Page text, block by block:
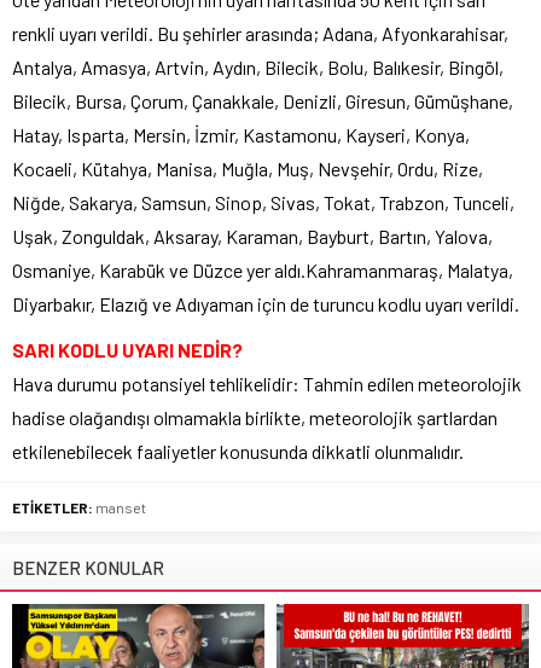
renkli uyarı verildi. Bu şehirler arasında; Adana, Afyonkarahisar,
Antalya, Amasya, Artvin, Aydın, Bilecik, Bolu, Balıkesir, Bingöl,
Bilecik, Bursa, Çorum, Çanakkale, Denizli, Giresun, Gümüşhane,
Hatay, Isparta, Mersin, İzmir, Kastamonu, Kayseri, Konya,
Kocaeli, Kütahya, Manisa, Muğla, Muş, Nevşehir, Ordu, Rize,
Niğde, Sakarya, Samsun, Sinop, Sivas, Tokat, Trabzon, Tunceli,
Uşak, Zonguldak, Aksaray, Karaman, Bayburt, Bartın, Yalova,
Osmaniye, Karabük ve Düzce yer aldı.Kahramanmaraş, Malatya,
Diyarbakır, Elazığ ve Adıyaman için de turuncu kodlu uyarı verildi.
SARI KODLU UYARI NEDİR?
Hava durumu potansiyel tehlikelidir: Tahmin edilen meteorolojik
hadise olağandışı olmamakla birlikte, meteorolojik şartlardan
etkilenebilecek faaliyetler konusunda dikkatli olunmalıdır.
ETİKETLER: manset
BENZER KONULAR